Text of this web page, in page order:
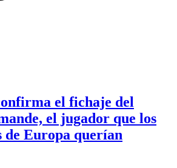
el fichaje del
el jugador que los
de Europa querían